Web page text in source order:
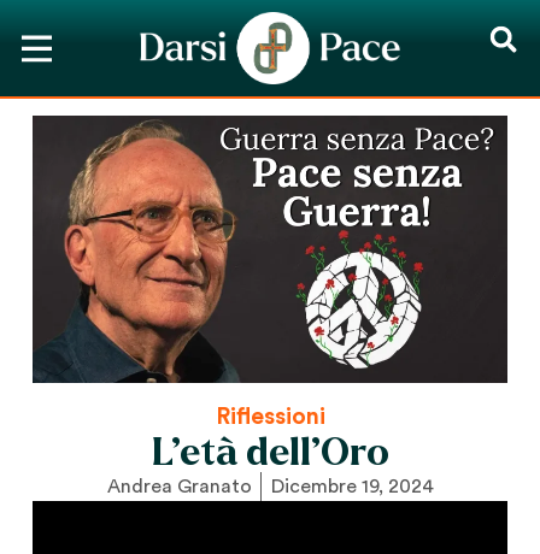
Riflessioni
L’età dell’Oro
Andrea Granato Dicembre 19, 2024